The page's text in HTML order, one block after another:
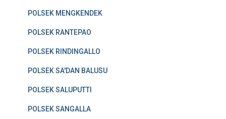
POLSEK MENGKENDEK
POLSEK RANTEPAO
POLSEK RINDINGALLO
POLSEK SA'DAN BALUSU
POLSEK SALUPUTTI
POLSEK SANGALLA